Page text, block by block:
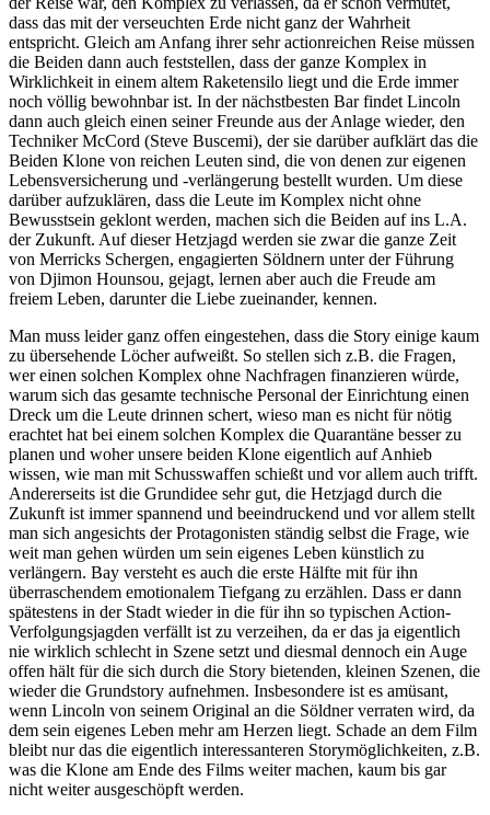
dass das mit der verseuchten Erde nicht ganz der Wahrheit
entspricht. Gleich am Anfang ihrer sehr actionreichen Reise müssen
die Beiden dann auch feststellen, dass der ganze Komplex in
Wirklichkeit in einem altem Raketensilo liegt und die Erde immer
noch völlig bewohnbar ist. In der nächstbesten Bar findet Lincoln
dann auch gleich einen seiner Freunde aus der Anlage wieder, den
Techniker McCord (Steve Buscemi), der sie darüber aufklärt das die
Beiden Klone von reichen Leuten sind, die von denen zur eigenen
Lebensversicherung und -verlängerung bestellt wurden. Um diese
darüber aufzuklären, dass die Leute im Komplex nicht ohne
Bewusstsein geklont werden, machen sich die Beiden auf ins L.A.
der Zukunft. Auf dieser Hetzjagd werden sie zwar die ganze Zeit
von Merricks Schergen, engagierten Söldnern unter der Führung
von Djimon Hounsou, gejagt, lernen aber auch die Freude am
freiem Leben, darunter die Liebe zueinander, kennen.
Man muss leider ganz offen eingestehen, dass die Story einige kaum
zu übersehende Löcher aufweißt. So stellen sich z.B. die Fragen,
wer einen solchen Komplex ohne Nachfragen finanzieren würde,
warum sich das gesamte technische Personal der Einrichtung einen
Dreck um die Leute drinnen schert, wieso man es nicht für nötig
erachtet hat bei einem solchen Komplex die Quarantäne besser zu
planen und woher unsere beiden Klone eigentlich auf Anhieb
wissen, wie man mit Schusswaffen schießt und vor allem auch trifft.
Andererseits ist die Grundidee sehr gut, die Hetzjagd durch die
Zukunft ist immer spannend und beeindruckend und vor allem stellt
man sich angesichts der Protagonisten ständig selbst die Frage, wie
weit man gehen würden um sein eigenes Leben künstlich zu
verlängern. Bay versteht es auch die erste Hälfte mit für ihn
überraschendem emotionalem Tiefgang zu erzählen. Dass er dann
spätestens in der Stadt wieder in die für ihn so typischen Action-
Verfolgungsjagden verfällt ist zu verzeihen, da er das ja eigentlich
nie wirklich schlecht in Szene setzt und diesmal dennoch ein Auge
offen hält für die sich durch die Story bietenden, kleinen Szenen, die
wieder die Grundstory aufnehmen. Insbesondere ist es amüsant,
wenn Lincoln von seinem Original an die Söldner verraten wird, da
dem sein eigenes Leben mehr am Herzen liegt. Schade an dem Film
bleibt nur das die eigentlich interessanteren Storymöglichkeiten, z.B.
was die Klone am Ende des Films weiter machen, kaum bis gar
nicht weiter ausgeschöpft werden.